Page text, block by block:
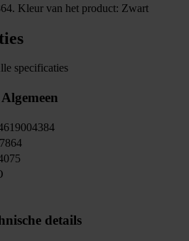
Kleur van het product: Zwart
specificaties
Algemeen
details